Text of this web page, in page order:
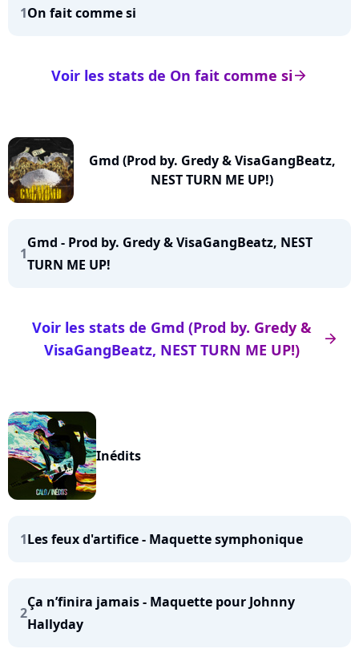
1On fait comme si
arrow_right
Voir les stats de On fait comme si
Gmd (Prod by. Gredy & VisaGangBeatz,
NEST TURN ME UP!)
1
Gmd - Prod by. Gredy & VisaGangBeatz, NEST
TURN ME UP!
arrow_right
Voir les stats de Gmd (Prod by. Gredy &
VisaGangBeatz, NEST TURN ME UP!)
Inédits
1Les feux d'artifice - Maquette symphonique
2
Ça n’finira jamais - Maquette pour Johnny
Hallyday